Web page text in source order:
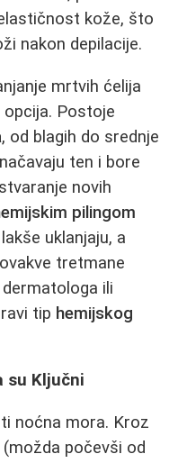
kože, što
nakon depilacije.
mrtvih ćelija
opcija. Postoje
, od blagih do srednje
ten i bore
novih
pilingom
uklanjaju, a
tretmane
ili
tip hemijskog
su Ključni
noćna mora. Kroz
počevši od